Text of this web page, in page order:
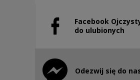
Facebook
do ulubionych
Uwaga, link zostanie
Odezwij się do
Uwaga, link zostanie